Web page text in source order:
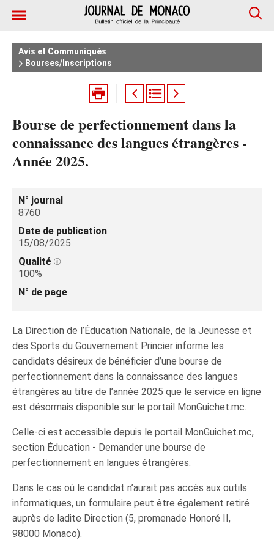
Avis et Communiqués
Bourses/Inscriptions
Bourse de perfectionnement dans la
connaissance des langues étrangères -
Année 2025.
N° journal
8760
Date de publication
15/08/2025
Qualité
100%
N° de page
La Direction de l’Éducation Nationale, de la Jeunesse et
des Sports du Gouvernement Princier informe les
candidats désireux de bénéficier d’une bourse de
perfectionnement dans la connaissance des langues
étrangères au titre de l’année 2025 que le service en ligne
est désormais disponible sur le portail MonGuichet.mc.
Celle-ci est accessible depuis le portail MonGuichet.mc,
section Éducation - Demander une bourse de
perfectionnement en langues étrangères.
Dans le cas où le candidat n’aurait pas accès aux outils
informatiques, un formulaire peut être également retiré
auprès de ladite Direction (5, promenade Honoré II,
98000 Monaco).